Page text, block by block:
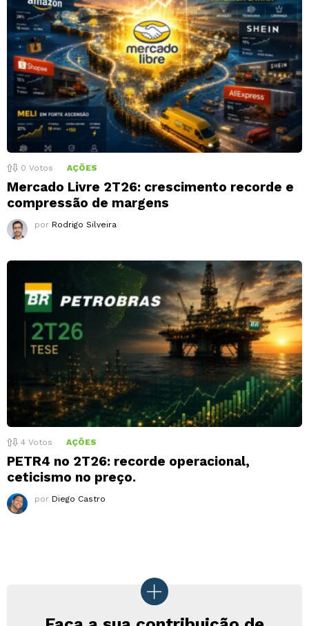
0 Votos AÇÕES
Mercado Livre 2T26: crescimento recorde e
compressão de margens
por Rodrigo Silveira
4 Votos AÇÕES
PETR4 no 2T26: recorde operacional,
ceticismo no preço.
por Diego Castro